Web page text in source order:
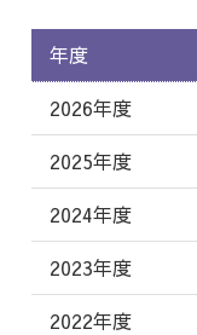
年度
2026年度
2025年度
2024年度
2023年度
2022年度